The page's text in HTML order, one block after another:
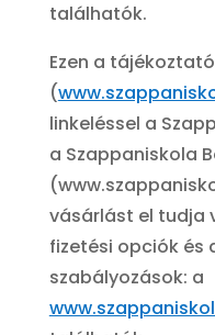
találhatók.
Ezen a
(
linkeléssel a
a Szappaniskola
vásárlást el tudja
fizetési opciók és
szabályozások: a